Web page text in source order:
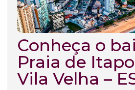
Conheça o
Praia de
Vila Velha –